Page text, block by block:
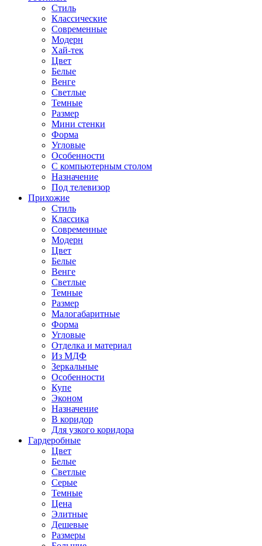
Стиль
Классические
Современные
Модерн
Хай-тек
Цвет
Белые
Венге
Светлые
Темные
Размер
Мини стенки
Форма
Угловые
Особенности
С компьютерным столом
Назначение
Под телевизор
Прихожие
Стиль
Классика
Современные
Модерн
Цвет
Белые
Венге
Светлые
Темные
Размер
Малогабаритные
Форма
Угловые
Отделка и материал
Из МДФ
Зеркальные
Особенности
Купе
Эконом
Назначение
В коридор
Для узкого коридора
Гардеробные
Цвет
Белые
Светлые
Серые
Темные
Цена
Элитные
Дешевые
Размеры